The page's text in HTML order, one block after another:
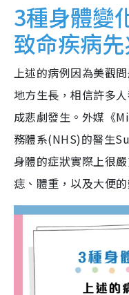
3種身體變
致命疾病
上述的病例因為美觀
地方生長，相信許多
成悲劇發生。外媒《
務體系(NHS)的醫生
身體的症狀實際上很
痣、體重，以及大便